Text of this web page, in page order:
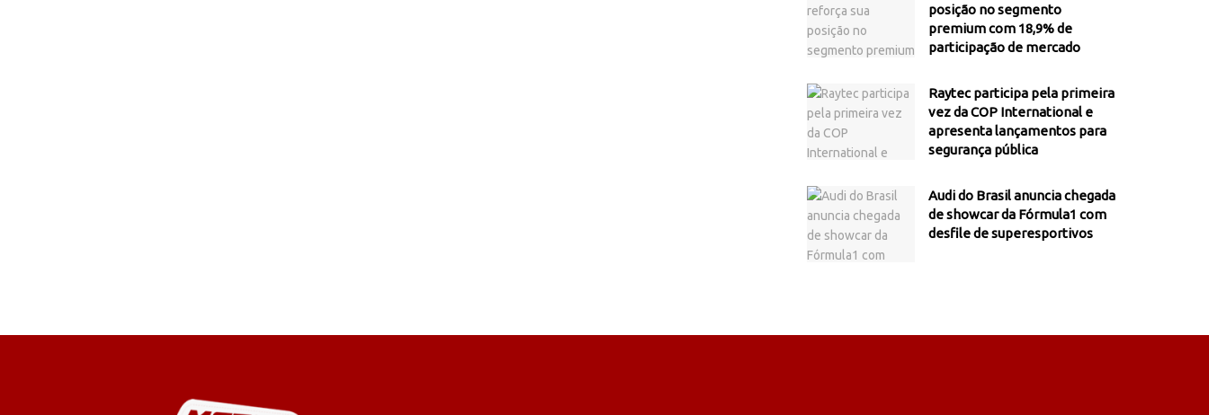
posição no segmento
premium com 18,9% de
participação de mercado
Raytec participa pela primeira
vez da COP International e
apresenta lançamentos para
segurança pública
Audi do Brasil anuncia chegada
de showcar da Fórmula1 com
desfile de superesportivos